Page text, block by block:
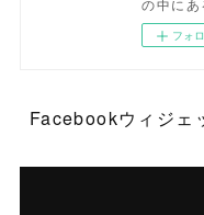
フォ
Facebookウィジェ